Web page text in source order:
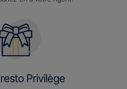
Privilège